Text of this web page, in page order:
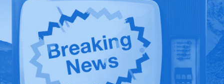
interrogandosi su chi stia raccontando oggi lo snowboard,
e perché questo sia rilevante anche dal punto di vista del
business.Condotti da Alba Pardo con un approccio diretto
e mirato, questi talk offrono spunti concreti, discussioni
sincere e prospettive che contano davvero per l’industria
dello snowboard.